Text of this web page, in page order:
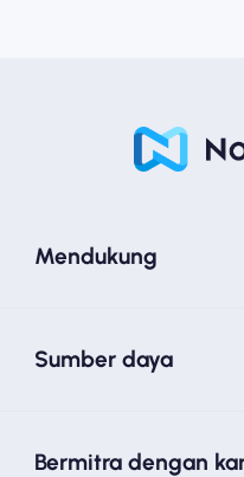
Mendukung
Sumber daya
Bermitra dengan